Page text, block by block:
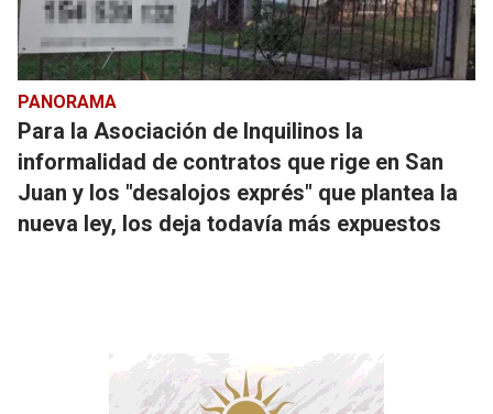
PANORAMA
Para la Asociación de Inquilinos la
informalidad de contratos que rige en San
Juan y los "desalojos exprés" que plantea la
nueva ley, los deja todavía más expuestos